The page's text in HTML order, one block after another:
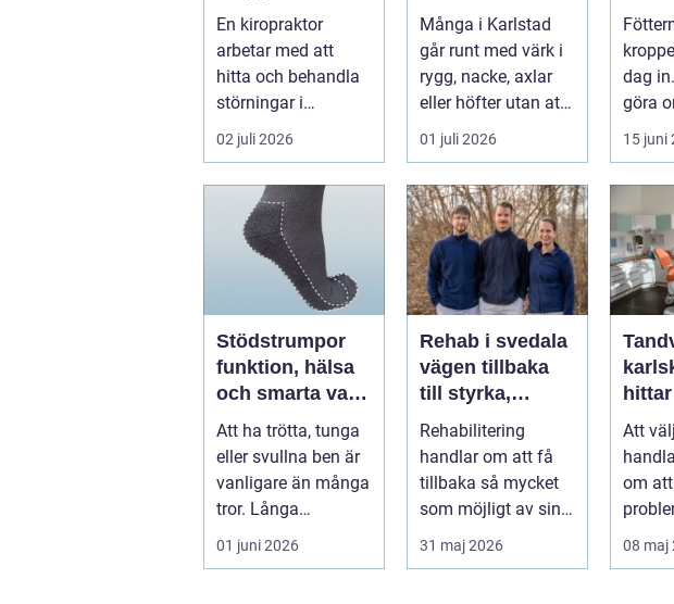
behöver hjälp
tillbaka
En kiropraktor
arbetar med att
hitta och behandla
störningar i
kroppens leder,
muskler och
nervsyste...
02 juli 2026
hjälp för
kroppen
Många i Karlstad
går runt med värk i
rygg, nacke, axlar
eller höfter utan att
söka hjälp. Andra
har ...
01 juli 2026
mer
sulor
dag
göra
mer
sö...
15 juni
Stödstrumpor
funktion, hälsa
och smarta val i
vardagen
Att ha trötta, tunga
eller svullna ben är
vanligare än många
tror. Långa
arbetsdagar på
hårda golv, ...
01 juni 2026
Rehab i svedala
vägen tillbaka
till styrka,
balans och
vardag
Rehabilitering
handlar om att få
tillbaka så mycket
som möjligt av sin
funktion, energi och
trygghet...
31 maj 2026
klinik
Att
om
ett
08 maj